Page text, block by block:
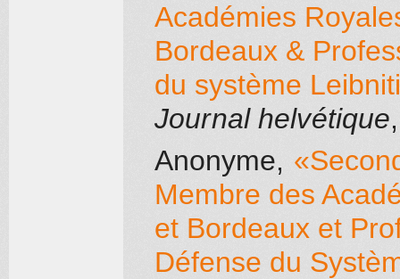
Académies
Bordeaux &
du système
Journal helvétique
Anonyme,
Membre des
et Bordeaux et
Défense du